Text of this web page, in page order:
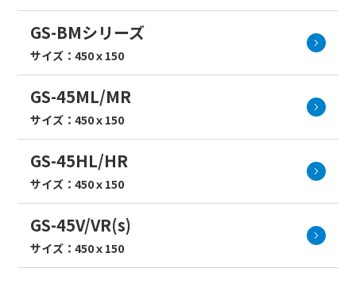
GS-BMシリーズ
サイズ：450ｘ150
GS-45ML/MR
サイズ：450ｘ150
GS-45HL/HR
サイズ：450ｘ150
GS-45V/VR(s)
サイズ：450ｘ150